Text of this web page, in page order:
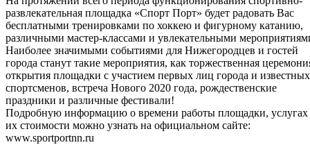
развлекательная площадка «Спорт Порт» будет радовать Вас
бесплатными тренировками по хоккею и фигурному катанию,
различными мастер-классами и увлекательными
Наиболее значимыми событиями для Нижегородцев и гостей
города станут такие мероприятия, как торжественная
открытия площадки с участием первых лиц города и известных
спортсменов, встреча Нового 2020 года, рождественские
праздники и различные фестивали!
Подробную информацию о времени работы площадки, услугах
их стоимости можно узнать на официальном сайте:
www.sportportnn.ru